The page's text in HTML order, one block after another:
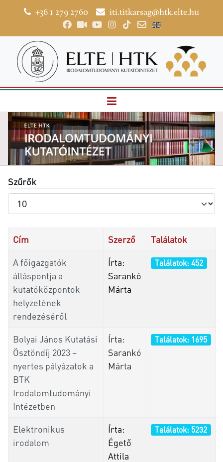
+36 1 279 2760 iti.titkarsag@htk.elte.hu
Szűrők
Tételek
#
Cím Szerző
Találatok
A főigazgatók
álláspontja a
kutatóközpontok
helyzetének
rendezéséről
Írta:
Sarankó
Márta
Találatok: 452
Bolyai János Kutatási
Ösztöndíj 2023 –
nyertes pályázatok a
BTK
Irodalomtudományi
Intézetben
Írta:
Sarankó
Márta
Találatok: 1695
Elektronikus
irodalom
Írta:
Égető
Attila
Találatok: 5232